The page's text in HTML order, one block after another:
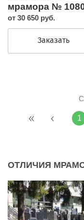
мрамора №
от 30 650 руб.
Заказать
1
ОТЛИЧИЯ